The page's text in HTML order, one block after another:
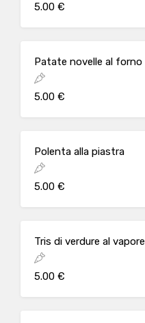
5.00 €
Patate novelle al forno
5.00 €
Polenta alla piastra
5.00 €
Tris di verdure al vapore
5.00 €